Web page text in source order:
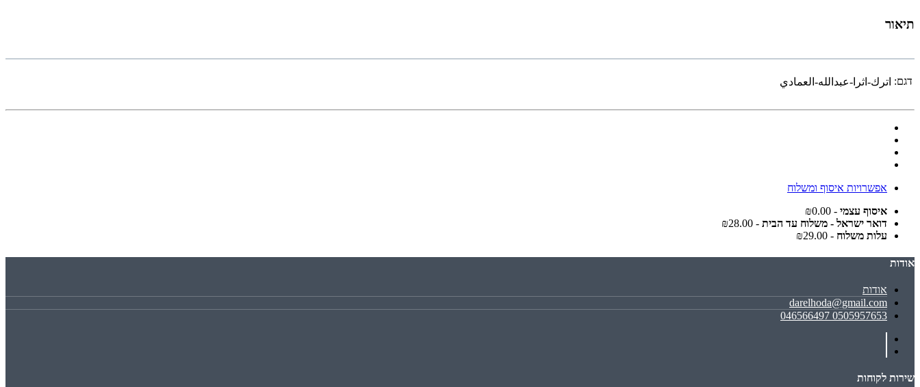
תיאור
דגם: اترك-اثرا-عبدالله-العمادي
אפשרויות איסוף ומשלוח
איסוף עצמי - ₪0.00
דואר ישראל - משלוח עד הבית - ₪28.00
עלות משלוח - ₪29.00
אודות
אודות
darelhoda@gmail.com
0505957653 046566497
שירות לקוחות